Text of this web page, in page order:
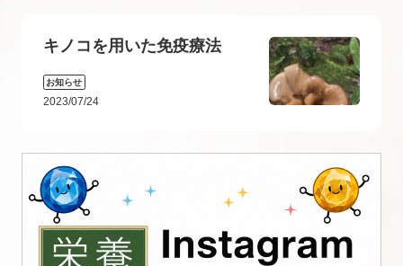
キノコを用いた免疫療法
お知らせ
2023/07/24